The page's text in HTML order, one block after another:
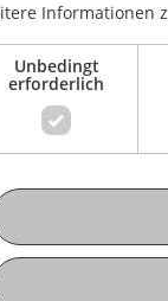
im
Informationen
Unbedingt
erforderlich